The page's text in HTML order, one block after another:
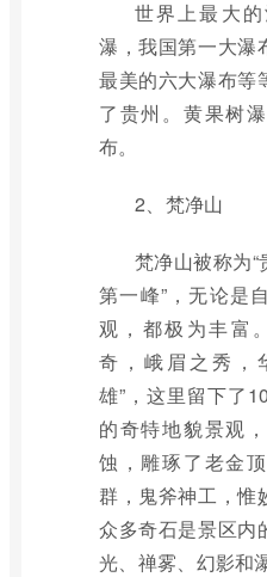
世界上最大
瀑，我国第一大瀑
最美的六大瀑布等
了贵州。黄果树
布。
2、梵净山
梵净山被称为
第一峰”，无论是
观，都极为丰富
奇，峨眉之秀，
雄”，这里留下了
的奇特地貌景观
蚀，雕琢了老金
群，鬼斧神工，惟
众多奇石是景区内
光、禅雾、幻影和